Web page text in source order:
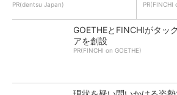
PR(dentsu Japan) PR(FINCHI
GOETHEとFINCHIがタッ
アを創設
PR(FINCHI on GOETHE)